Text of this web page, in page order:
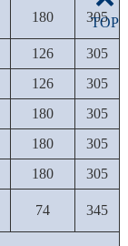
180 305
126
305
126
305
180
305
180
305
180
305
74 345
TOP